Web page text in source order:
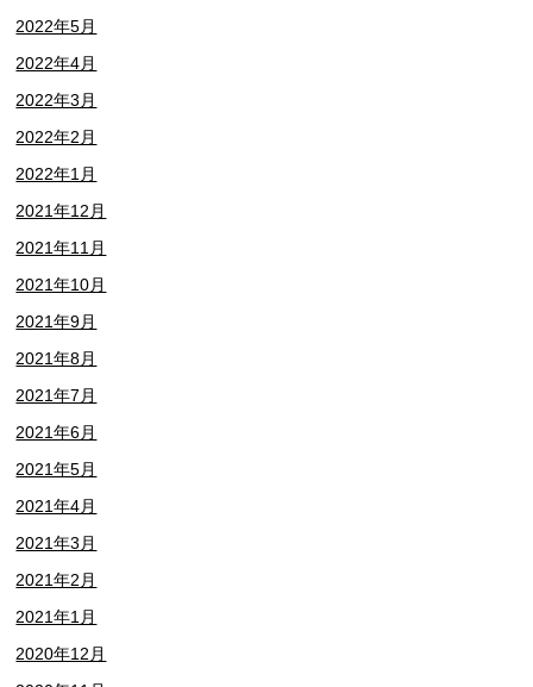
2022年5月
2022年4月
2022年3月
2022年2月
2022年1月
2021年12月
2021年11月
2021年10月
2021年9月
2021年8月
2021年7月
2021年6月
2021年5月
2021年4月
2021年3月
2021年2月
2021年1月
2020年12月